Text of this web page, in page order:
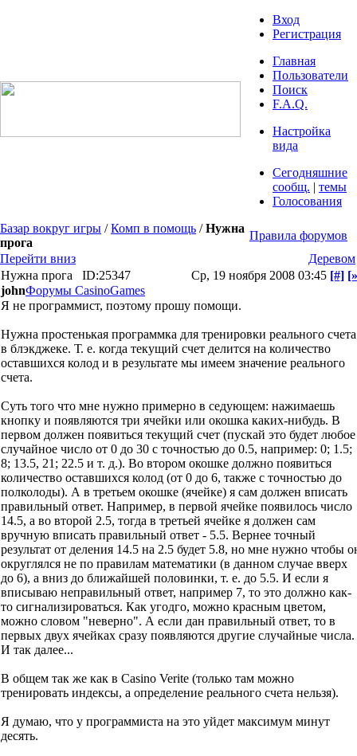
Вход
Регистрация
Главная
Пользователи
Поиск
F.A.Q.
Настройка
вида
Сегодняшние
сообщ. | темы
Голосования
Базар вокруг игры /Комп в помощь /Нужна
прога
Правила форумов
Перейти вниз
Деревом
Нужна прога
ID:25347 Ср, 19 ноября 2008 03:45 [#]
johnФорумы CasinoGames
Я не программист, поэтому прошу помощи.
Нужна простенькая программка для тренировки реального счета
в блэкджеке. Т. е. когда текущий счет делится на количество
оставшихся колод и в результате мы имеем значение реального
счета.
Суть того что мне нужно примерно в седующем: нажимаешь
кнопку и появляются три ячейки или окошка каких-нибудь. В
первом должен появиться текущий счет (пускай это будет любое
случайное число от 0 до 30 с точностью до 0.5, например: 0; 1.5;
8; 13.5, 21; 22.5 и т. д.). Во втором окошке должно появиться
количество оставшихся колод (от 0 до 6, также с точностью до
полколоды). А в третьем окошке (ячейке) я сам должен вписать
правильный ответ. Например, в первой ячейке появилось число
14.5, а во второй 2.5, тогда в третьей ячейке я должен сам
вручную вписать правильный ответ - 5.5. Вернее точный
результат от деления 14.5 на 2.5 будет 5.8, но мне нужно чтобы
округлялся не по правилам математики (в данном случае вверх
до 6), а вниз до ближайшей половинки, т. е. до 5.5. И если я
вписываю неправильный ответ, например 7, то это должно как-
то сигнализироваться. Как угодго, можно красным цветом,
можно словом "неверно". А если дан правильный ответ, то в
первых двух ячейках сразу появляются другие случайные числа.
И так далее...
В общем так же как в Casino Verite (только там можно
тренировать индексы, а определение реального счета нельзя).
Я думаю, что у программиста на это уйдет максимум минут
десять.